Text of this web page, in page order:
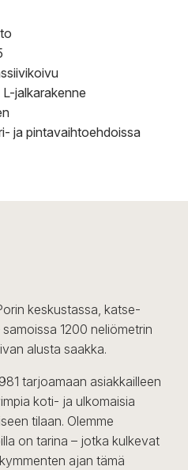
jalkarakenne
ja pintavaihtoehdoissa
keskustassa, katse-
1200 neliömetrin
alusta saakka.
tarjoamaan asiakkailleen
koti- ja ulkomaisia
tilaan. Olemme
on tarina – jotka kulkevat
ajan tämä